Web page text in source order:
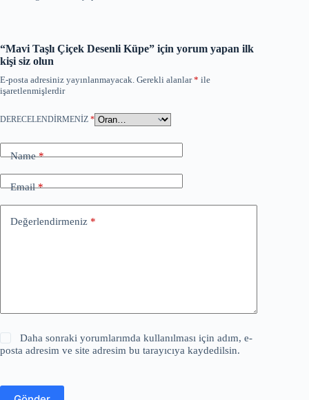
“Mavi Taşlı Çiçek Desenli Küpe” için yorum yapan ilk
kişi siz olun
E-posta adresiniz yayınlanmayacak. Gerekli alanlar* ile
işaretlenmişlerdir
DERECELENDIRMENIZ *
Name*
Email*
Değerlendirmeniz *
Daha sonraki yorumlarımda kullanılması için adım, e-
posta adresim ve site adresim bu tarayıcıya kaydedilsin.